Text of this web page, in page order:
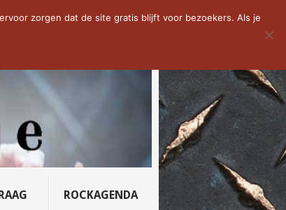
DE WEEK: SLEEPING...
ROCKAGENDA
zorgen dat de site gratis blijft voor bezoekers. Als je